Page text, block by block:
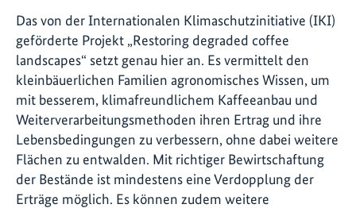
Das von der Internationalen Klimaschutzinitiative (IKI)
geförderte Projekt „Restoring degraded coffee
landscapes“ setzt genau hier an. Es vermittelt den
kleinbäuerlichen Familien agronomisches Wissen, um
mit besserem, klimafreundlichem Kaffeeanbau und
Weiterverarbeitungsmethoden ihren Ertrag und ihre
Lebensbedingungen zu verbessern, ohne dabei weitere
Flächen zu entwalden. Mit richtiger Bewirtschaftung
der Bestände ist mindestens eine Verdopplung der
Erträge möglich. Es können zudem weitere